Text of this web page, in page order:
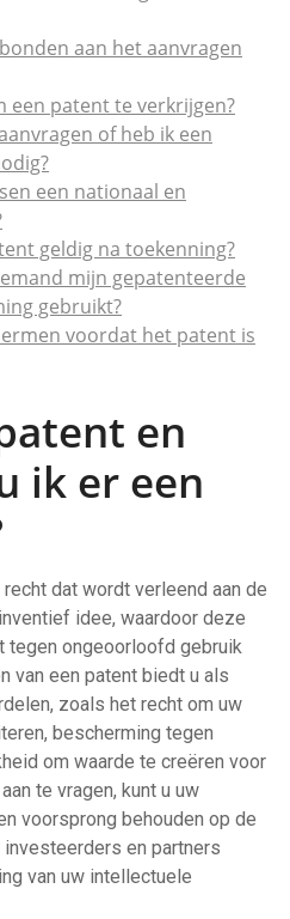
aan het aanvragen
een patent te verkrijgen?
of heb ik een
een nationaal en
geldig na toekenning?
mijn gepatenteerde
gebruikt?
voordat het patent is
en
ik er een
dat wordt verleend aan de
idee, waardoor deze
tegen ongeoorloofd gebruik
van een patent biedt u als
zoals het recht om uw
bescherming tegen
om waarde te creëren voor
te vragen, kunt u uw
voorsprong behouden op de
en partners
van uw intellectuele